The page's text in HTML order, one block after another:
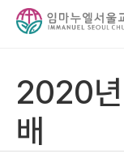
2020년
배